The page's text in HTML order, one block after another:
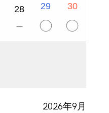
に+
予約ください。読書や瞑想
28
－
29
◯
30
◯
2026年9月